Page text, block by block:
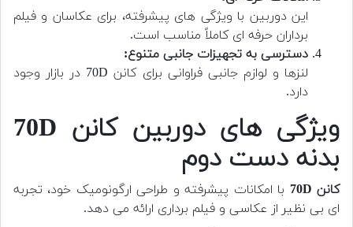
این دوربین با ویژگی های پیشرفته، برای عکاسان و فیلم
برداران حرفه ای کاملاً مناسب است.
دسترسی به تجهیزات جانبی متنوع:
لنزها و لوازم جانبی فراوانی برای کانن 70D در بازار وجود
دارد.
ویژگی های دوربین کانن 70D
بدنه دست دوم
کانن 70D
با امکانات پیشرفته و طراحی ارگونومیک خود، تجربه
ای بی نظیر از عکاسی و فیلم برداری ارائه می دهد.